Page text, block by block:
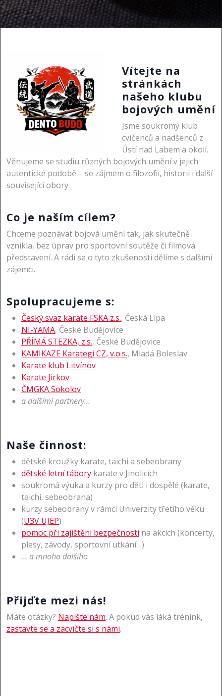
Vítejte na
stránkách
našeho klubu
bojových umění
Jsme soukromý klub
cvičenců a nadšenců z
Ústí nad Labem a okolí.
Věnujeme se studiu různých bojových umění v jejich
autentické podobě – se zájmem o filozofii, historii i další
související obory.
Co je naším cílem?
Chceme poznávat bojová umění tak, jak skutečně
vznikla, bez úprav pro sportovní soutěže či filmová
představení. A rádi se o tyto zkušenosti dělíme s dalšími
zájemci.
Spolupracujeme s:
Český svaz karate FSKA z.s., Česká Lípa
NI-YAMA, České Budějovice
PŘÍMÁ STEZKA, z.s., České Budějovice
KAMIKAZE Karategi CZ, v.o.s., Mladá Boleslav
Karate klub Litvínov
Karate Jirkov
ČMGKA Sokolov
a dalšími partnery…
Naše činnost:
dětské kroužky karate, taichi a sebeobrany
dětské letní tábory karate v Jinolicích
soukromá výuka a kurzy pro děti i dospělé (karate,
taichi, sebeobrana)
kurzy sebeobrany v rámci Univerzity třetího věku
(U3V UJEP)
pomoc při zajištění bezpečnosti na akcích (koncerty,
plesy, závody, sportovní utkání…)
… a mnoho dalšího
Přijďte mezi nás!
Máte otázky? Napište nám. A pokud vás láká trénink,
zastavte se a zacvičte si s námi.